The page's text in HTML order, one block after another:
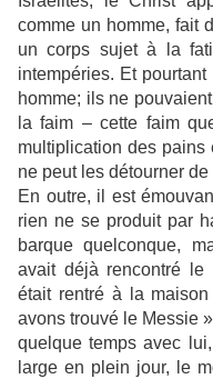
comme un homme, fait
un corps sujet à la
intempéries. Et
homme; ils ne
la faim – cette faim
multiplication des pains
ne peut les détourner de
En outre, il est
rien ne se produit par
barque quelconque,
avait déjà rencontré le
était rentré à la
avons trouvé le Messie
quelque temps avec
large en plein jour, le